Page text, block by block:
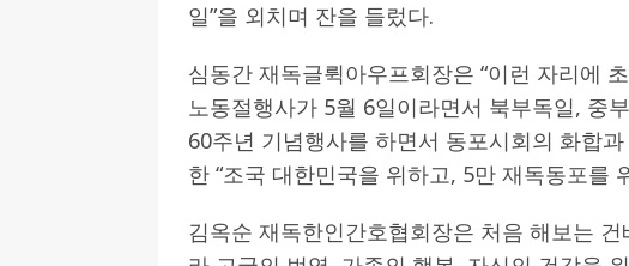
일”을 외치며 잔을 들렀다.
심동간 재독글뤽아우프회장은 “이런 자리에
노동절행사가 5월 6일이라면서 북부독일, 중
60주년 기념행사를 하면서 동포시회의 화합
한 “조국 대한민국을 위하고, 5만 재독동포를
김옥순 재독한인간호협회장은 처음 해보는 건